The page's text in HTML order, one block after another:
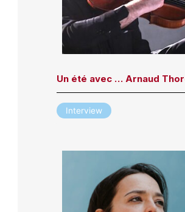
Un été avec … Arnaud
Interview